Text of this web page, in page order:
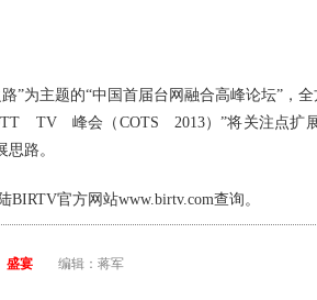
的“中国首届台网融合高峰论坛”，全方
TV 峰会（COTS 2013）”将关注点
路。
官方网站www.birtv.com查询。
宴 编辑：蒋军